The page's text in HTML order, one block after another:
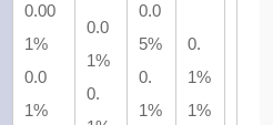
0.00
1%
0.0
1%
0.0
1%
0.
0.0
5%
0.
1%
0.
1%
1%